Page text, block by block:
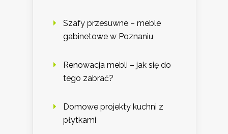
Szafy przesuwne – meble
gabinetowe w Poznaniu
Renowacja mebli – jak się do
tego zabrać?
Domowe projekty kuchni z
płytkami